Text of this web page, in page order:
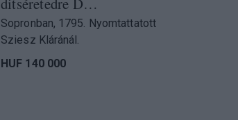
Sopronban, 1795. Nyomtattatott
Sziesz Kláránál.
HUF 140 000